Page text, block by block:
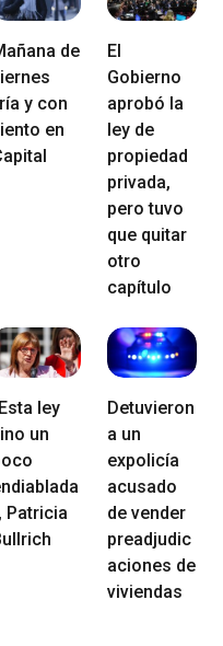
de
y con
en
El
Gobierno
aprobó la
ley de
propiedad
privada,
pero tuvo
que quitar
otro
capítulo
ley
un
Patricia
Detuvieron
a un
expolicía
acusado
de vender
preadjudic
aciones de
viviendas